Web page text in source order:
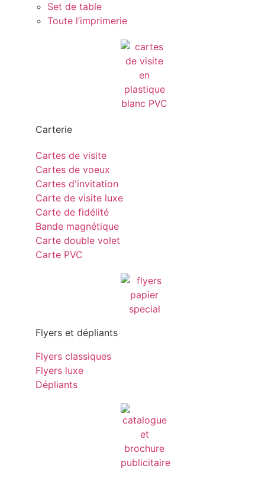
Set de table
Toute l’imprimerie
Carterie
Cartes de visite
Cartes de voeux
Cartes d'invitation
Carte de visite luxe
Carte de fidélité
Bande magnétique
Carte double volet
Carte PVC
Flyers et dépliants
Flyers classiques
Flyers luxe
Dépliants